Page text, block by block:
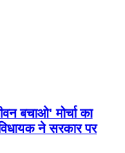
बचाओ' मोर्चा का
ने सरकार पर